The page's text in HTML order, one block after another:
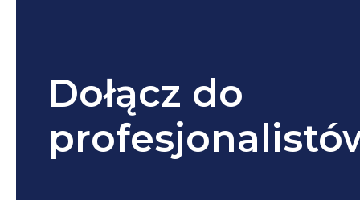
Dołącz do